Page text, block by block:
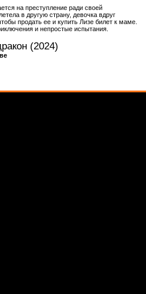
на преступление ради своей
в другую страну, девочка вдруг
продать ее и купить Лизе билет к маме.
и непростые испытания.
(2024)